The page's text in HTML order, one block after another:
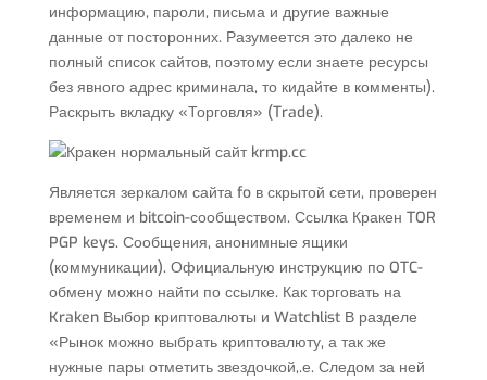
информацию, пароли, письма и другие важные
данные от посторонних. Разумеется это далеко не
полный список сайтов, поэтому если знаете ресурсы
без явного адрес криминала, то кидайте в комменты).
Раскрыть вкладку «Торговля» (Trade).
Является зеркалом сайта fo в скрытой сети, проверен
временем и bitcoin-сообществом. Ссылка Кракен TOR
PGP keys. Сообщения, анонимные ящики
(коммуникации). Официальную инструкцию по OTC-
обмену можно найти по ссылке. Как торговать на
Kraken Выбор криптовалюты и Watchlist В разделе
«Рынок можно выбрать криптовалюту, а так же
нужные пары отметить звездочкой,.е. Следом за ней